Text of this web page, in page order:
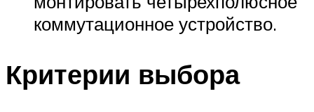
коммутационное устройство.
Критерии выбора